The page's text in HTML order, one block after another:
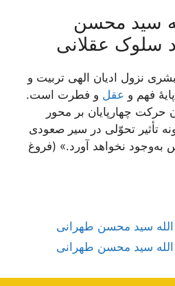
سید محسن
سلوک عقلانی
نزول ادیان الهی تربیت و
فهم و عقل و فطرت است.
چهارپایان بر محور
تأثیر تحوّلی در سیر صعودی
نخواهد آورد.» (فروغ
الله سید محسن طهرانی
الله سید محسن طهرانی